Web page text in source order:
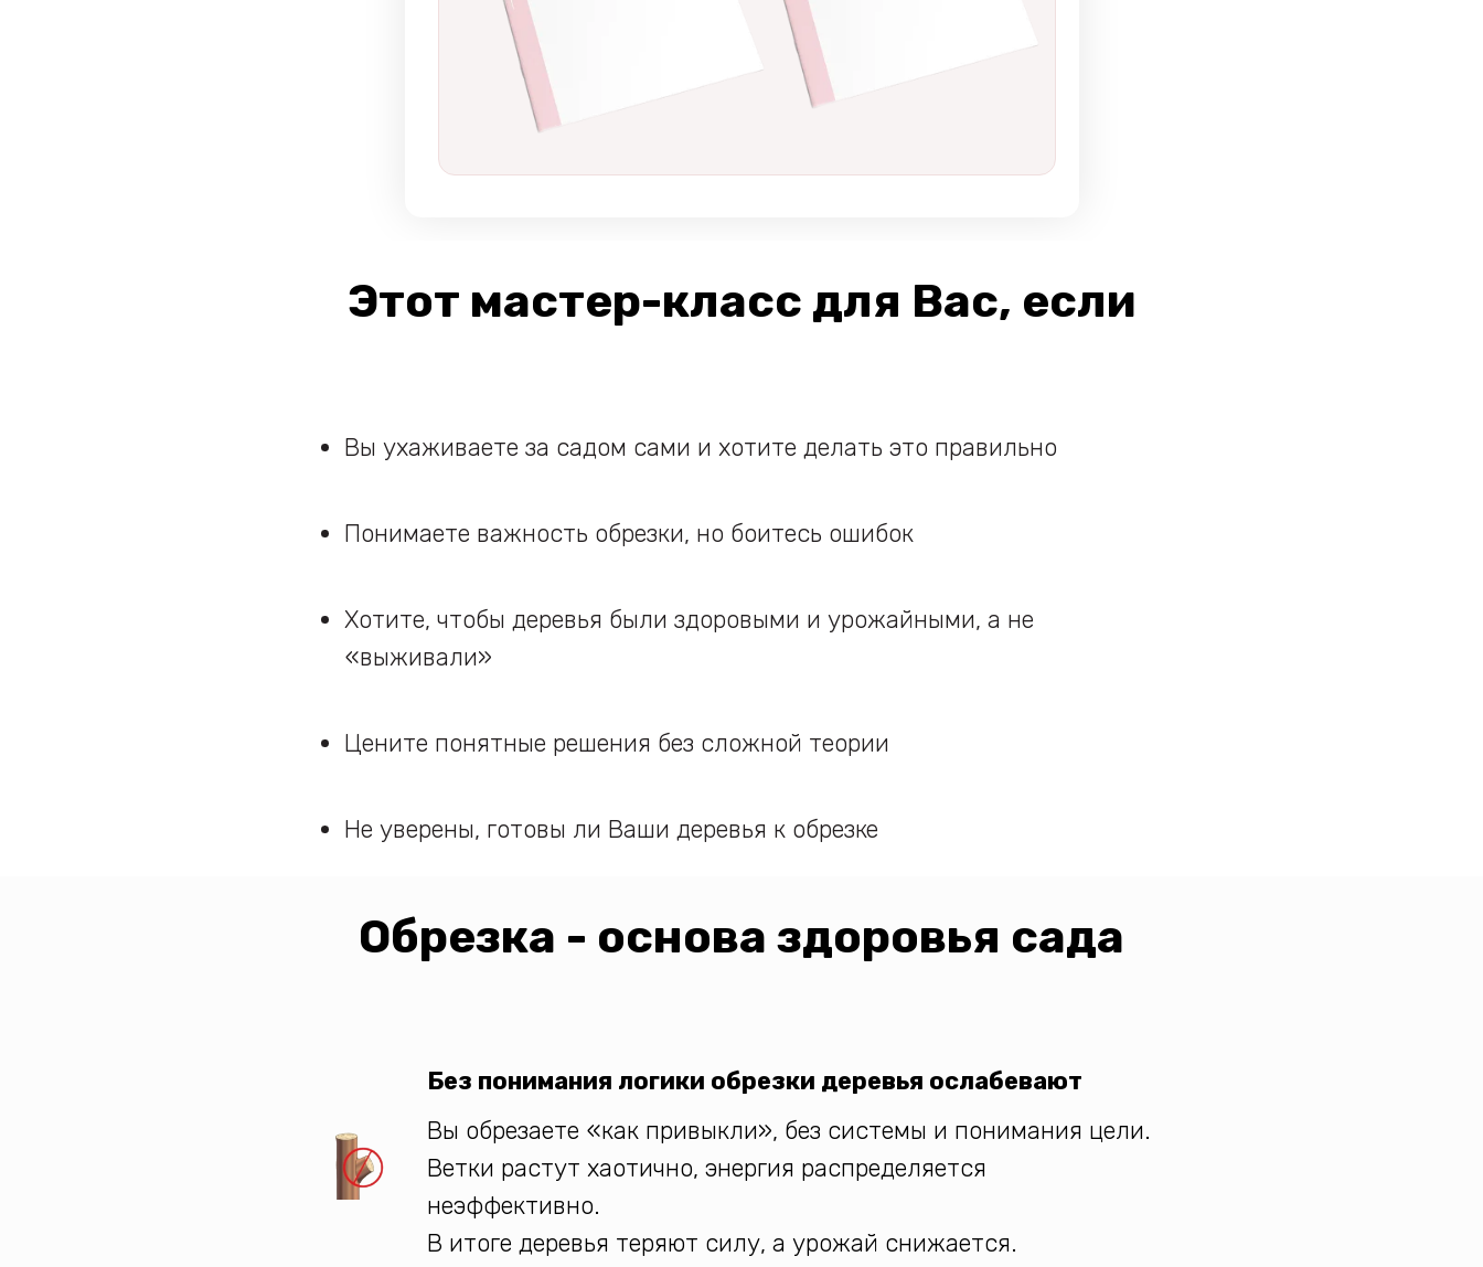
Этот мастер-класс для Вас, если
Вы ухаживаете за садом сами и хотите делать это правильно
Понимаете важность обрезки, но боитесь ошибок
Хотите, чтобы деревья были здоровыми и урожайными, а не
«выживали»
Цените понятные решения без сложной теории
Не уверены, готовы ли Ваши деревья к обрезке
Обрезка - основа здоровья сада
Без понимания логики обрезки деревья ослабевают
Вы обрезаете «как привыкли», без системы и понимания цели.
Ветки растут хаотично, энергия распределяется
неэффективно.
В итоге деревья теряют силу, а урожай снижается.